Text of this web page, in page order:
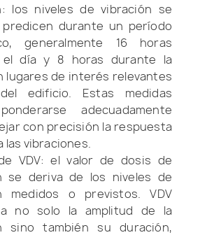
los niveles de vibración se
durante un período
generalmente 16 horas
el día y 8 horas durante la
lugares de interés relevantes
edificio. Estas medidas
adecuadamente
con precisión la respuesta
las vibraciones.
VDV: el valor de dosis de
se deriva de los niveles de
medidos o previstos. VDV
no solo la amplitud de la
sino también su duración,